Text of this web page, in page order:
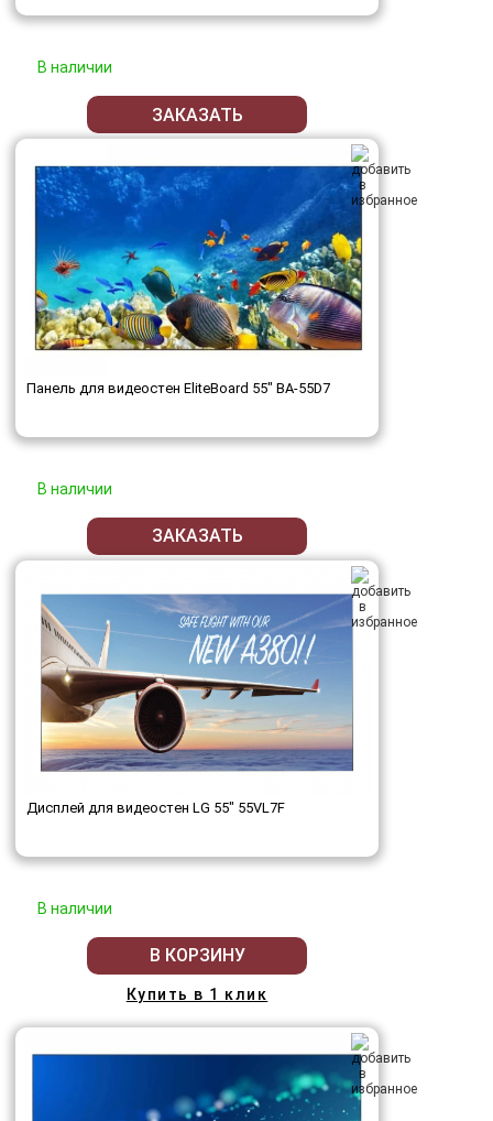
В наличии
ЗАКАЗАТЬ
Панель для видеостен EliteBoard 55" BA-55D7
В наличии
ЗАКАЗАТЬ
Дисплей для видеостен LG 55" 55VL7F
В наличии
В КОРЗИНУ
Купить в 1 клик